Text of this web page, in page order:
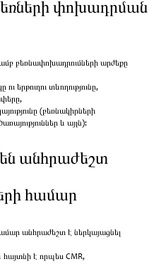
փոխադրման
բեռնափոխադրումների արժեքը
երթուղու տևողությունը,
(բեռնակիրների
և այլն):
անհրաժեշտ
համար
անհրաժեշտ է ներկայացնել
հայտնի է որպես CMR,